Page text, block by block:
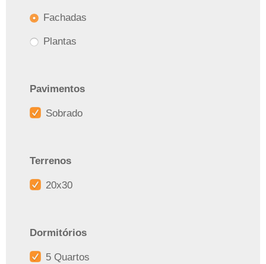
Fachadas
Plantas
Pavimentos
Sobrado
Terrenos
20x30
Dormitórios
5 Quartos